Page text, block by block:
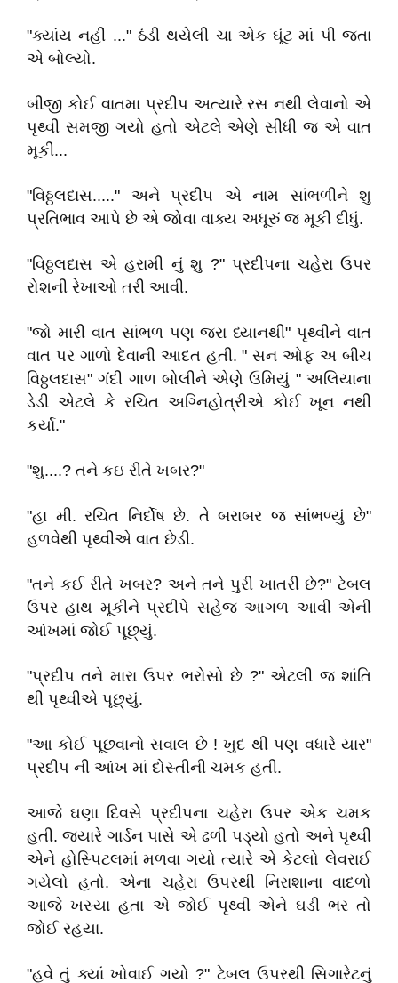
"ક્યાંય નહીં ..." ઠંડી થયેલી ચા એક ઘૂંટ માં પી જતા
એ બોલ્યો.
બીજી કોઈ વાતમા પ્રદીપ અત્યારે રસ નથી લેવાનો એ
પૃથ્વી સમજી ગયો હતો એટલે એણે સીધી જ એ વાત
મૂકી...
"વિઠ્ઠલદાસ....." અને પ્રદીપ એ નામ સાંભળીને શુ
પ્રતિભાવ આપે છે એ જોવા વાક્ય અધૂરું જ મૂકી દીધું.
"વિઠ્ઠલદાસ એ હરામી નું શુ ?" પ્રદીપના ચહેરા ઉપર
રોશની રેખાઓ તરી આવી.
"જો મારી વાત સાંભળ પણ જરા ધ્યાનથી" પૃથ્વીને વાત
વાત પર ગાળો દેવાની આદત હતી. " સન ઓફ અ બીચ
વિઠ્ઠલદાસ" ગંદી ગાળ બોલીને એણે ઉમિયું " અલિયાના
ડેડી એટલે કે રચિત અગ્નિહોત્રીએ કોઈ ખૂન નથી
કર્યા."
"શુ....? તને કઇ રીતે ખબર?"
"હા મી. રચિત નિર્દોષ છે. તે બરાબર જ સાંભળ્યું છે"
હળવેથી પૃથ્વીએ વાત છેડી.
"તને કઈ રીતે ખબર? અને તને પુરી ખાતરી છે?" ટેબલ
ઉપર હાથ મૂકીને પ્રદીપે સહેજ આગળ આવી એની
આંખમાં જોઈ પૂછ્યું.
"પ્રદીપ તને મારા ઉપર ભરોસો છે ?" એટલી જ શાંતિ
થી પૃથ્વીએ પૂછ્યું.
"આ કોઈ પૂછવાનો સવાલ છે ! ખુદ થી પણ વધારે યાર"
પ્રદીપ ની આંખ માં દોસ્તીની ચમક હતી.
આજે ઘણા દિવસે પ્રદીપના ચહેરા ઉપર એક ચમક
હતી. જ્યારે ગાર્ડન પાસે એ ઢળી પડ્યો હતો અને પૃથ્વી
એને હોસ્પિટલમાં મળવા ગયો ત્યારે એ કેટલો લેવરાઈ
ગયેલો હતો. એના ચહેરા ઉપરથી નિરાશાના વાદળો
આજે ખસ્યા હતા એ જોઈ પૃથ્વી એને ઘડી ભર તો
જોઈ રહયા.
"હવે તું ક્યાં ખોવાઈ ગયો ?" ટેબલ ઉપરથી સિગારેટનું